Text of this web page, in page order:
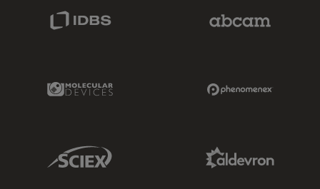
Molecular Devices Link
Sciex Link